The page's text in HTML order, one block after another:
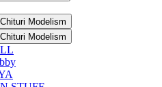
Modelism
Modelism